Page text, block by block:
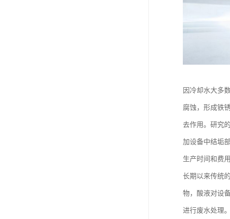
因冷却水大多
腐蚀，形成铁
去作用。研究
加设备中结垢
生产时间和费用
长期以来传统
物，酸液对设
进行废水处理。